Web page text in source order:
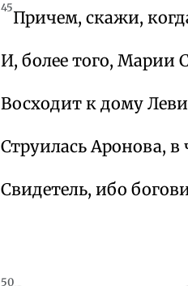
45Причем, скажи,
И, более того, Марии
Восходит к дому
Струилась Аронова, в
Свидетель, ибо
50